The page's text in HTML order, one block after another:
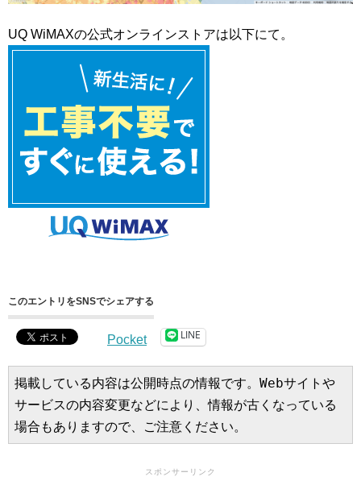
UQ WiMAXの公式オンラインストアは以下にて。
このエントリをSNSでシェアする
Pocket LINE
掲載している内容は公開時点の情報です。Webサイトや
サービスの内容変更などにより、情報が古くなっている
場合もありますので、ご注意ください。
スポンサーリンク